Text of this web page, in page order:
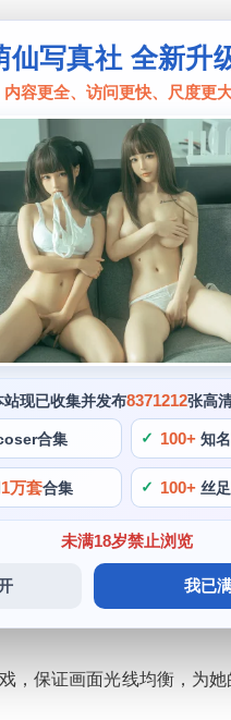
仙写真社 全新升
内容更全、访问更快、尺度更大
站现已收集并发布8371212张高
合集 100+ 知
1万套合集 100+ 丝
未满18岁禁止浏览
我已
蓝航线泳装
637
正文
美可爱风格的coser博主
巧，对于日光下会出现的
cosplay和拍摄技巧。小野
她还利用自己对拍摄技巧
博主，从服装选择到彩妆
偷师揭秘非常重要，成为
，保证画面光线均衡，为